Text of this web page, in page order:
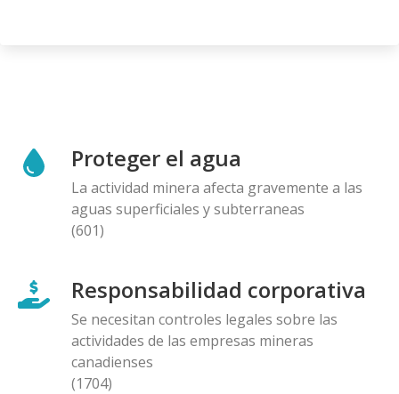
Proteger el agua
La actividad minera afecta gravemente a las
aguas superficiales y subterraneas
(601)
Responsabilidad corporativa
Se necesitan controles legales sobre las
actividades de las empresas mineras
canadienses
(1704)